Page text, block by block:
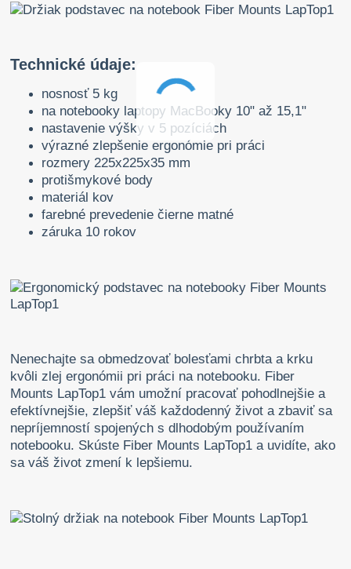
Technické údaje:
nosnosť 5 kg
na notebooky laptopy MacBooky 10" až 15,1"
nastavenie výšky v 5 pozíciách
výrazné zlepšenie ergonómie pri práci
rozmery 225x225x35 mm
protišmykové body
materiál kov
farebné prevedenie čierne matné
záruka 10 rokov
Nenechajte sa obmedzovať bolesťami chrbta a krku
kvôli zlej ergonómii pri práci na notebooku. Fiber
Mounts LapTop1 vám umožní pracovať pohodlnejšie a
efektívnejšie, zlepšiť váš každodenný život a zbaviť sa
nepríjemností spojených s dlhodobým používaním
notebooku. Skúste Fiber Mounts LapTop1 a uvidíte, ako
sa váš život zmení k lepšiemu.